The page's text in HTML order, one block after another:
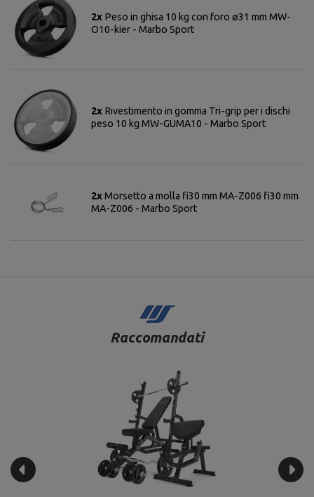
2x Peso in ghisa 10 kg con foro ø31 mm MW-
O10-kier - Marbo Sport
2x Rivestimento in gomma Tri-grip per i dischi
peso 10 kg MW-GUMA10 - Marbo Sport
2xMorsetto a molla fi30 mm MA-Z006 fi30 mm
MA-Z006 - Marbo Sport
Raccomandati